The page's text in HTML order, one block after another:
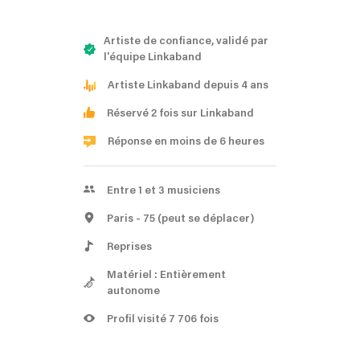
Artiste de confiance, validé par
l'équipe Linkaband
Artiste Linkaband depuis 4 ans
Réservé 2 fois sur Linkaband
Réponse en moins de 6 heures
Entre 1 et 3 musiciens
Paris - 75 (peut se déplacer)
Reprises
Matériel : Entièrement
autonome
Profil visité 7 706 fois